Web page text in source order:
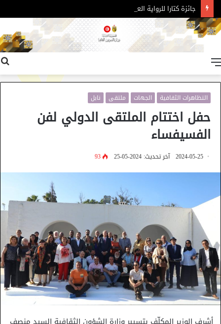
جائزة كتارا للرواية العربية – الدورة 11
التظاهرات الثقافية الجهات ملتقى نابل
حفل اختتام الملتقى الدولي لفن
الفسيفساء
2024-05-25 آخر تحديث: 2024-05-25 93